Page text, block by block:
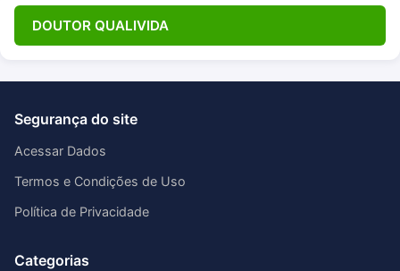
DOUTOR QUALIVIDA
Segurança do site
Acessar Dados
Termos e Condições de Uso
Política de Privacidade
Categorias